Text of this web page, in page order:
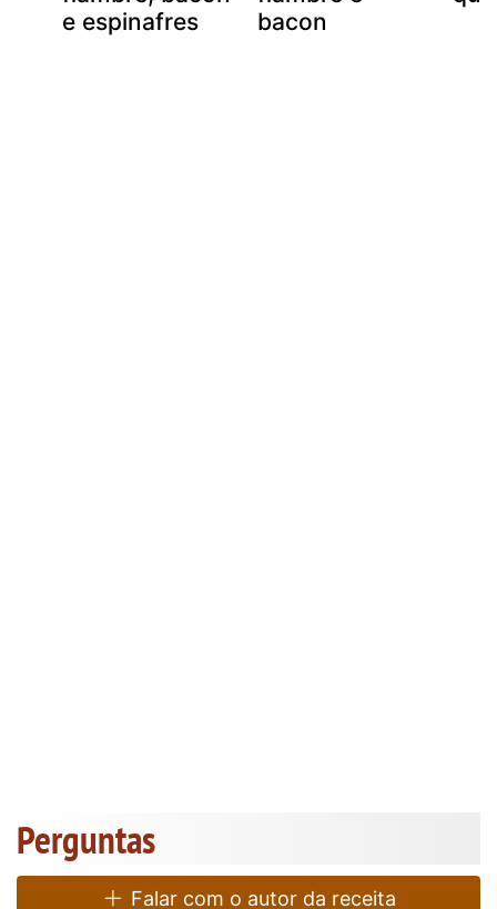
e espinafres
bacon
Perguntas
Falar com o autor da receita